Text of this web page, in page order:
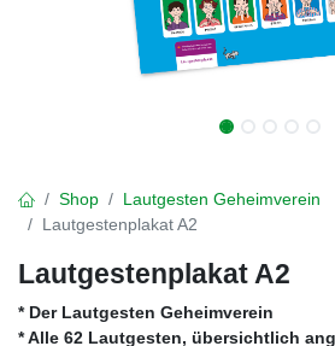
Shop
Lautgesten Geheimverein
Lautgestenplakat A2
Lautgestenplakat A2
* Der Lautgesten Geheimverein
* Alle 62 Lautgesten, übersichtlich